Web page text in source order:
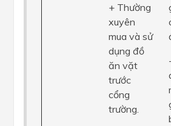
+ Thường
xuyên
mua và sử
dụng đồ
ăn vặt
trước
cổng
trường.